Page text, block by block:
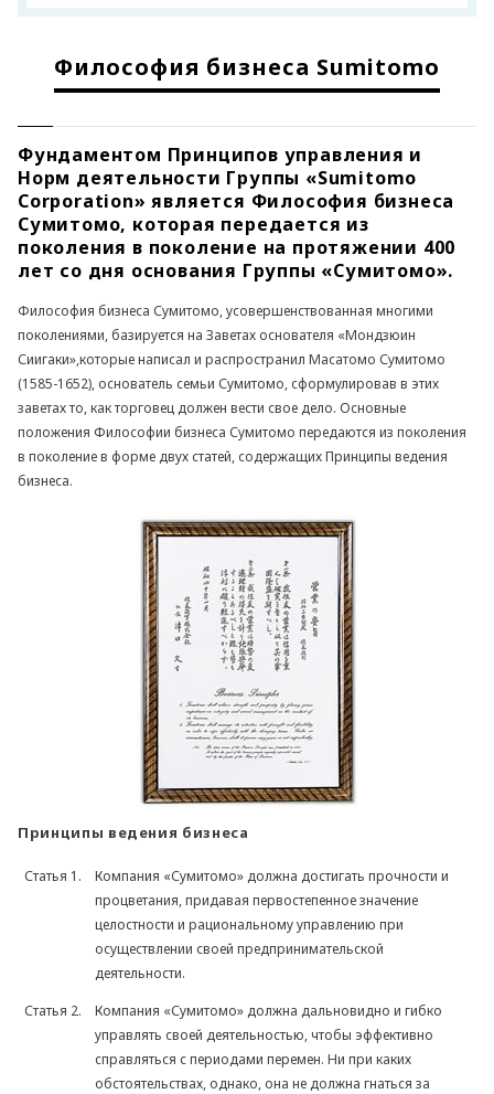
Философия бизнеса Sumitomo
Фундаментом Принципов управления и
Норм деятельности Группы «Sumitomo
Corporation» является Философия бизнеса
Сумитомо, которая передается из
поколения в поколение на протяжении 400
лет со дня основания Группы «Сумитомо».
Философия бизнеса Сумитомо, усовершенствованная многими
поколениями, базируется на Заветах основателя «Мондзюин
Сиигаки»,которые написал и распространил Масатомо Сумитомо
(1585-1652), основатель семьи Сумитомо, сформулировав в этих
заветах то, как торговец должен вести свое дело. Основные
положения Философии бизнеса Сумитомо передаются из поколения
в поколение в форме двух статей, содержащих Принципы ведения
бизнеса.
Принципы ведения бизнеса
Статья 1.
Компания «Сумитомо» должна достигать прочности и
процветания, придавая первостепенное значение
целостности и рациональному управлению при
осуществлении своей предпринимательской
деятельности.
Статья 2.
Компания «Сумитомо» должна дальновидно и гибко
управлять своей деятельностью, чтобы эффективно
справляться с периодами перемен. Ни при каких
обстоятельствах, однако, она не должна гнаться за